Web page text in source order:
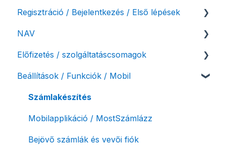
Regisztráció / Bejelentkezés / Első lépések
Felhasználó beállításai
Számlázási fiók kezdő beállításai, első lépések
NAV
NAV online adatszolgáltatás
Adóhatósági ellenőrzés adatszolgáltatás
NAV pénztárgép feladás (PTGSZLAH)
Számlaverzum
Előfizetés / szolgáltatáscsomagok
Szolgáltatáscsomag kiválasztása
Szolgáltatáscsomag módosítása
Fiók / felhasználó törlése
Díjfizetés / díjtartozás / korlátozás
Beállítások / Funkciók / Mobil
Számlakészítés
Mobilapplikáció / MostSzámlázz
Bejövő számlák és vevői fiók